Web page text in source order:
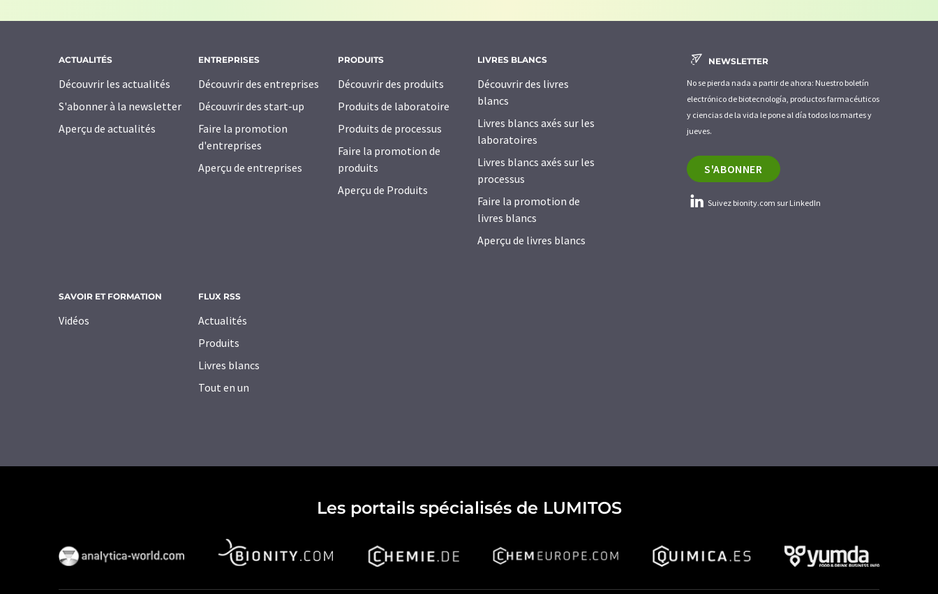
ACTUALITÉS
Découvrir les actualités
S'abonner à la newsletter
Aperçu de actualités
ENTREPRISES
Découvrir des entreprises
Découvrir des start-up
Faire la promotion
d'entreprises
Aperçu de entreprises
PRODUITS
Découvrir des produits
Produits de laboratoire
Produits de processus
Faire la promotion de
produits
Aperçu de Produits
LIVRES BLANCS
Découvrir des livres
blancs
Livres blancs axés sur les
laboratoires
Livres blancs axés sur les
processus
Faire la promotion de
livres blancs
Aperçu de livres blancs
SAVOIR ET FORMATION
Vidéos
FLUX RSS
Actualités
Produits
Livres blancs
Tout en un
NEWSLETTER
No se pierda nada a partir de ahora: Nuestro boletín
electrónico de biotecnología, productos farmacéuticos
y ciencias de la vida le pone al día todos los martes y
jueves.
S'ABONNER
Suivez bionity.com sur LinkedIn
Les portails spécialisés de LUMITOS